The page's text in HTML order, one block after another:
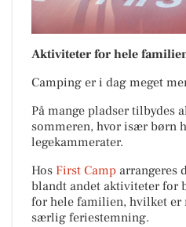
Aktiviteter for hele
Camping er i dag meget
På mange pladser tilbydes
sommeren, hvor især børn
legekammerater.
Hos First Camp arrangeres
blandt andet aktiviteter for
for hele familien, hvilket er
særlig feriestemning.